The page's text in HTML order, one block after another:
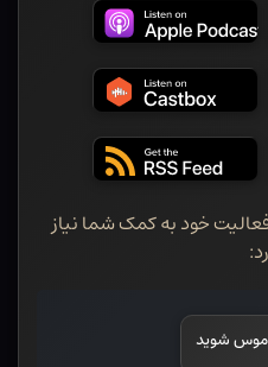
خود به کمک شما نیاز
شوید